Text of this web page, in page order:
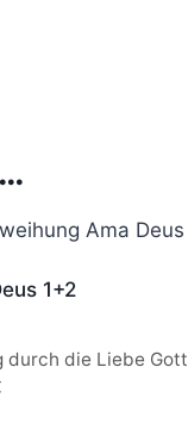
1+2
durch die Liebe